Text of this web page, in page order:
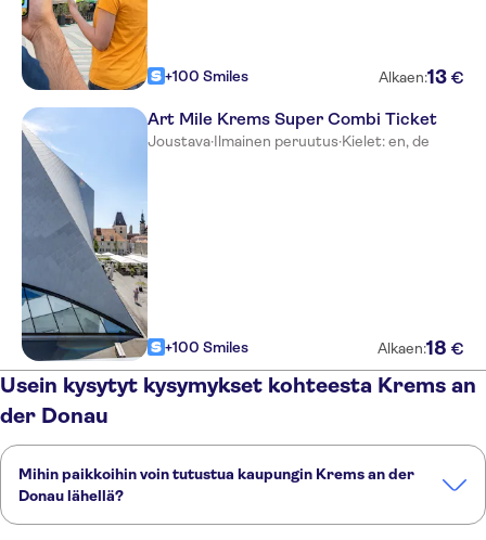
+100 Smiles Alkaen:13 €
Art Mile Krems Super Combi Ticket
Joustava·Ilmainen peruutus·Kielet: en, de
+100 Smiles Alkaen:18 €
Usein kysytyt kysymykset kohteesta Krems an
der Donau
Mihin paikkoihin voin tutustua kaupungin Krems an der
Donau lähellä?